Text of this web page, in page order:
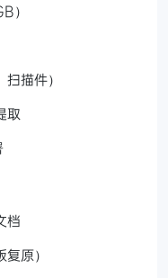
）
描件）
取
档
原）